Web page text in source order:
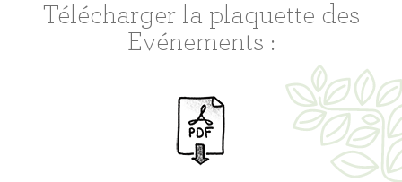
Télécharger la plaquette des
Evénements :